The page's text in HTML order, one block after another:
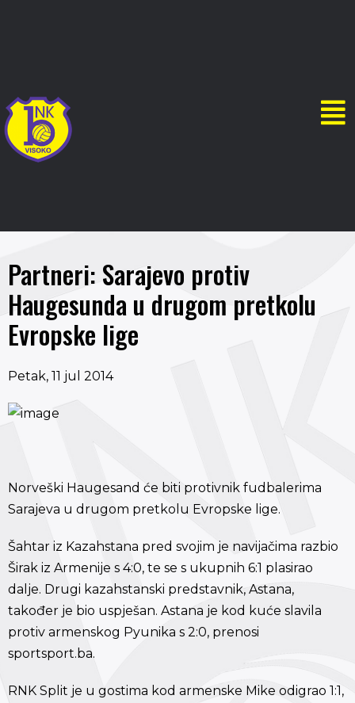
Partneri: Sarajevo protiv
Haugesunda u drugom pretkolu
Evropske lige
Petak, 11 jul 2014
Norveški Haugesand će biti protivnik fudbalerima
Sarajeva u drugom pretkolu Evropske lige.
Šahtar iz Kazahstana pred svojim je navijačima razbio
Širak iz Armenije s 4:0, te se s ukupnih 6:1 plasirao
dalje. Drugi kazahstanski predstavnik, Astana,
također je bio uspješan. Astana je kod kuće slavila
protiv armenskog Pyunika s 2:0, prenosi
sportsport.ba.
RNK Split je u gostima kod armenske Mike odigrao 1:1,